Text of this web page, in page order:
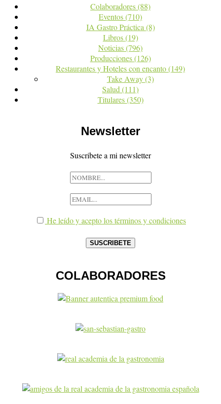
Colaboradores(88)
Eventos(710)
IA Gastro Práctica (8)
Libros(19)
Noticias(796)
Producciones(126)
Restaurantes y Hoteles con encanto(149)
Take Away(3)
Salud (111)
Titulares(350)
Newsletter
Suscribete a mi newsletter
He leído y acepto los términos y condiciones
COLABORADORES